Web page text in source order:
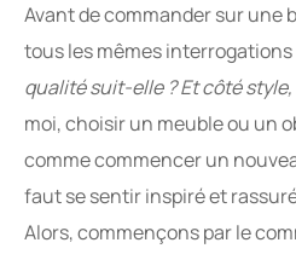
Avant de commander sur une
tous les mêmes interrogations
qualité suit-elle ? Et côté
moi, choisir un meuble ou un
comme commencer un
faut se sentir inspiré et
Alors, commençons par le